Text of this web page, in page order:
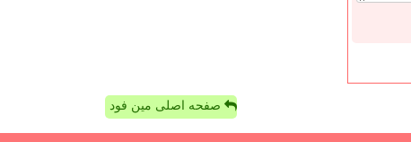
صفحه اصلی مین فود